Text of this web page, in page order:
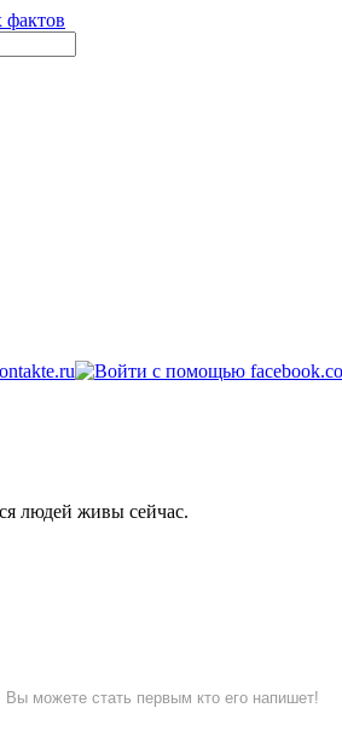
людей живы сейчас.
Вы можете стать первым кто его напишет!